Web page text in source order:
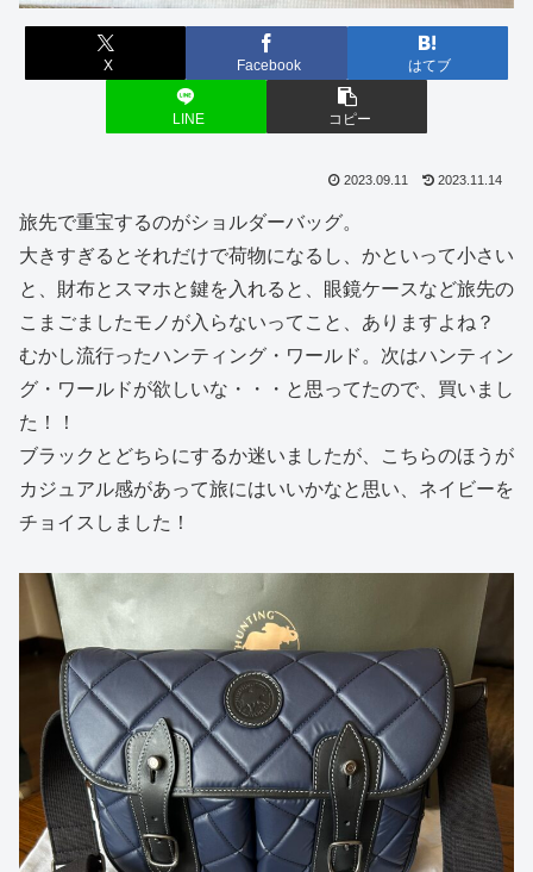
X Facebook はてブ
LINE コピー
2023.09.11 2023.11.14
旅先で重宝するのがショルダーバッグ。
大きすぎるとそれだけで荷物になるし、かといって小さい
と、財布とスマホと鍵を入れると、眼鏡ケースなど旅先の
こまごましたモノが入らないってこと、ありますよね？
むかし流行ったハンティング・ワールド。次はハンティン
グ・ワールドが欲しいな・・・と思ってたので、買いまし
た！！
ブラックとどちらにするか迷いましたが、こちらのほうが
カジュアル感があって旅にはいいかなと思い、ネイビーを
チョイスしました！